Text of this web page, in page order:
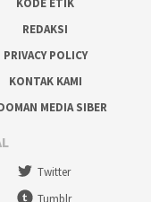
KODE ETIK
REDAKSI
PRIVACY POLICY
KONTAK KAMI
MEDIA SIBER
Twitter
Tumblr